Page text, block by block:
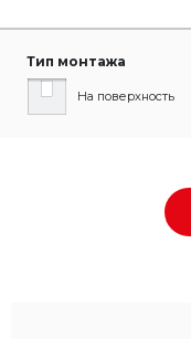
Тип монтажа
На поверхность
Белый RAL9016